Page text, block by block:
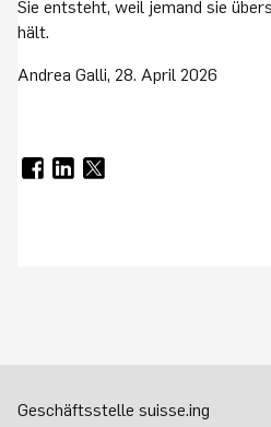
Sie entsteht, weil jemand sie
hält.
Andrea Galli, 28. April 2026
Geschäftsstelle suisse.ing